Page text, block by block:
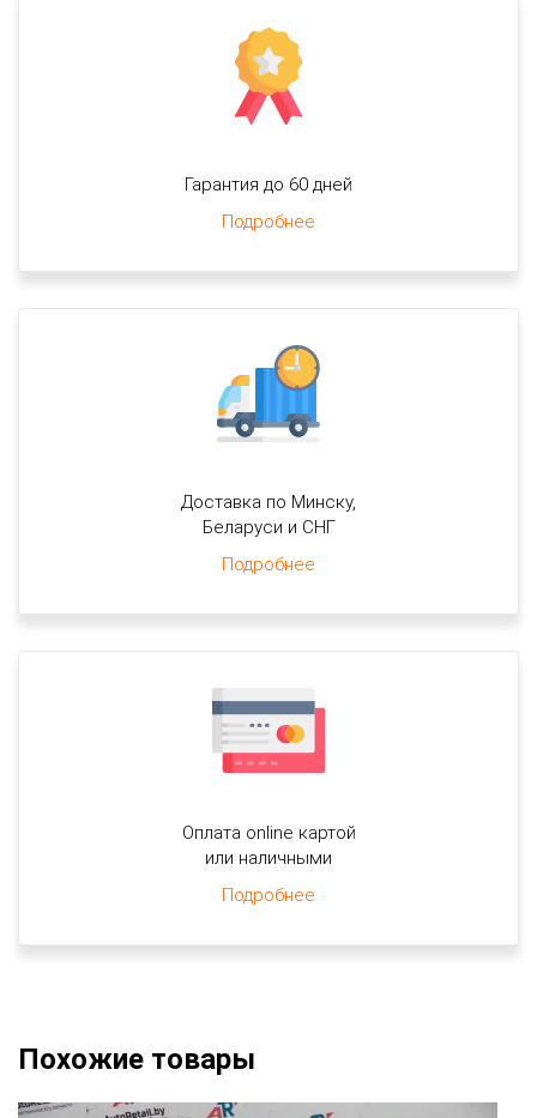
Гарантия до 60 дней
Подробнее
Доставка по Минску,
Беларуси и СНГ
Подробнее
Оплата online картой
или наличными
Подробнее
Похожие товары